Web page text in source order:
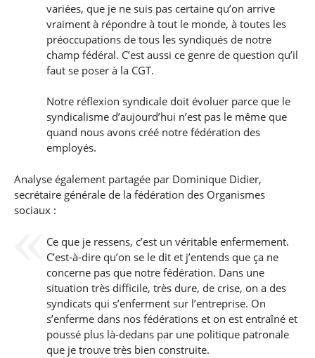
variées, que je ne suis pas certaine qu’on arrive
vraiment à répondre à tout le monde, à toutes les
préoccupations de tous les syndiqués de notre
champ fédéral. C’est aussi ce genre de question qu’il
faut se poser à la CGT.
Notre réflexion syndicale doit évoluer parce que le
syndicalisme d’aujourd’hui n’est pas le même que
quand nous avons créé notre fédération des
employés.
Analyse également partagée par Dominique Didier,
secrétaire générale de la fédération des Organismes
sociaux :
Ce que je ressens, c’est un véritable enfermement.
C’est-à-dire qu’on se le dit et j’entends que ça ne
concerne pas que notre fédération. Dans une
situation très difficile, très dure, de crise, on a des
syndicats qui s’enferment sur l’entreprise. On
s’enferme dans nos fédérations et on est entraîné et
poussé plus là-dedans par une politique patronale
que je trouve très bien construite.